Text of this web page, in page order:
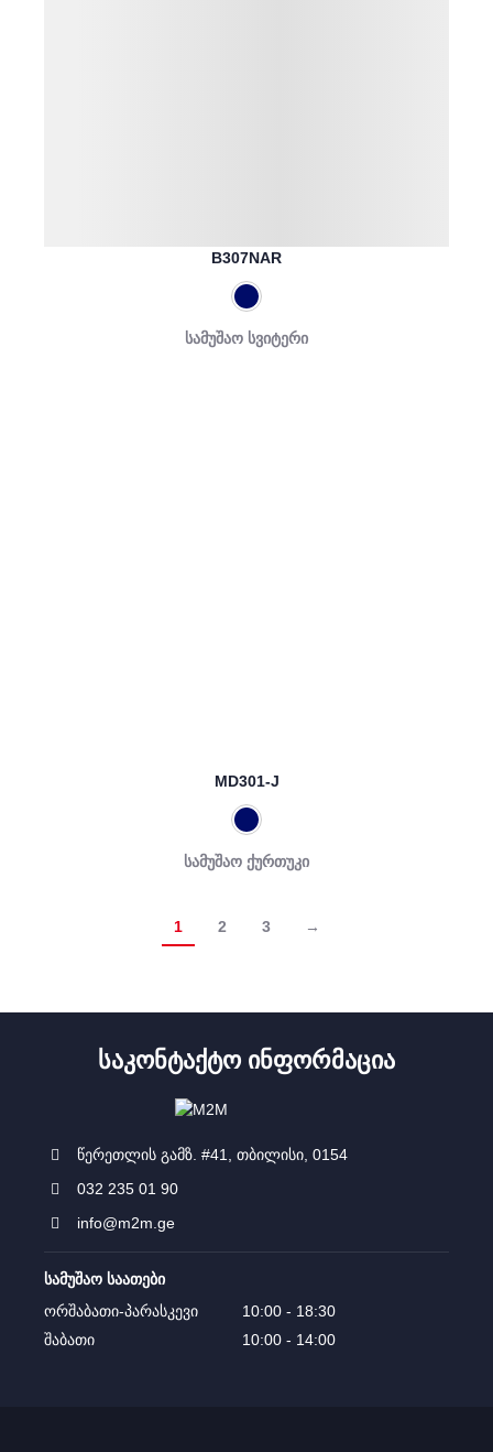
B307NAR
სამუშაო სვიტერი
MD301-J
სამუშაო ქურთუკი
1 2 3 →
ᲡᲐᲙᲝᲜᲢᲐᲥᲢᲝ ᲘᲜᲤᲝᲠᲛᲐᲪᲘᲐ
წერეთლის გამზ. #41, თბილისი, 0154
032 235 01 90
info@m2m.ge
სამუშაო საათები
ორშაბათი-პარასკევი
10:00 - 18:30
შაბათი
10:00 - 14:00